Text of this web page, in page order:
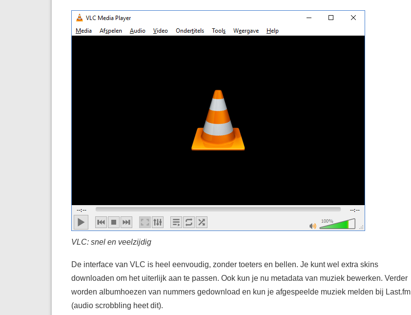
VLC: snel en veelzijdig
De interface van VLC is heel eenvoudig, zonder toeters en bellen. Je kunt wel extra skins
downloaden om het uiterlijk aan te passen. Ook kun je nu metadata van muziek bewerken. Verder
worden albumhoezen van nummers gedownload en kun je afgespeelde muziek melden bij Last.fm
(audio scrobbling heet dit).